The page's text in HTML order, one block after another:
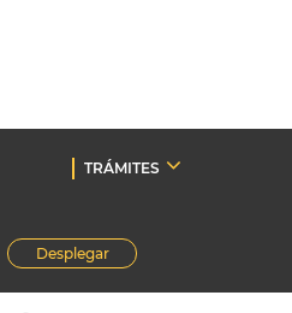
TRÁMITES
Desplegar